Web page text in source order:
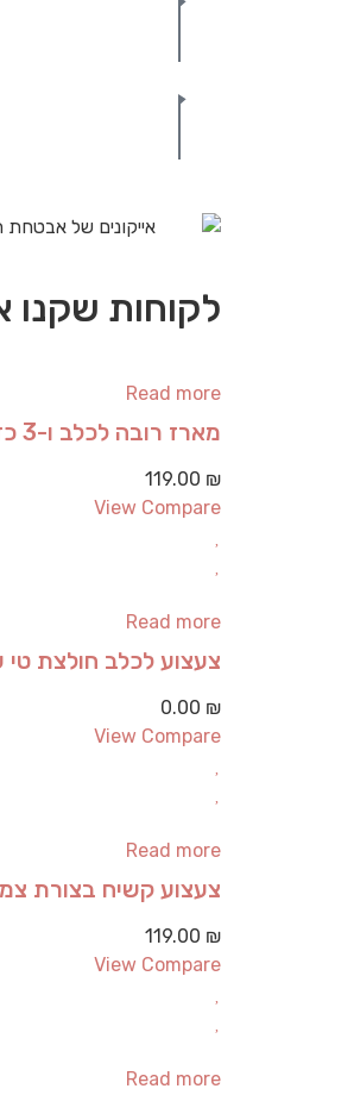
לקוחות שקנו
Read more
מארז רובה לכלב ו-3 כדורים
119.00 ₪
View Compare
Read more
צעצוע לכלב חולצת טי עם
0.00 ₪
View Compare
Read more
צעצוע קשיח בצורת צמיג 1
119.00 ₪
View Compare
Read more